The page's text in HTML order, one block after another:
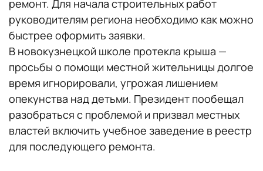
ремонт. Для начала строительных работ
руководителям региона необходимо как можно
быстрее оформить заявки.
В новокузнецкой школе протекла крыша —
просьбы о помощи местной жительницы долгое
время игнорировали, угрожая лишением
опекунства над детьми. Президент пообещал
разобраться с проблемой и призвал местных
властей включить учебное заведение в реестр
для последующего ремонта.